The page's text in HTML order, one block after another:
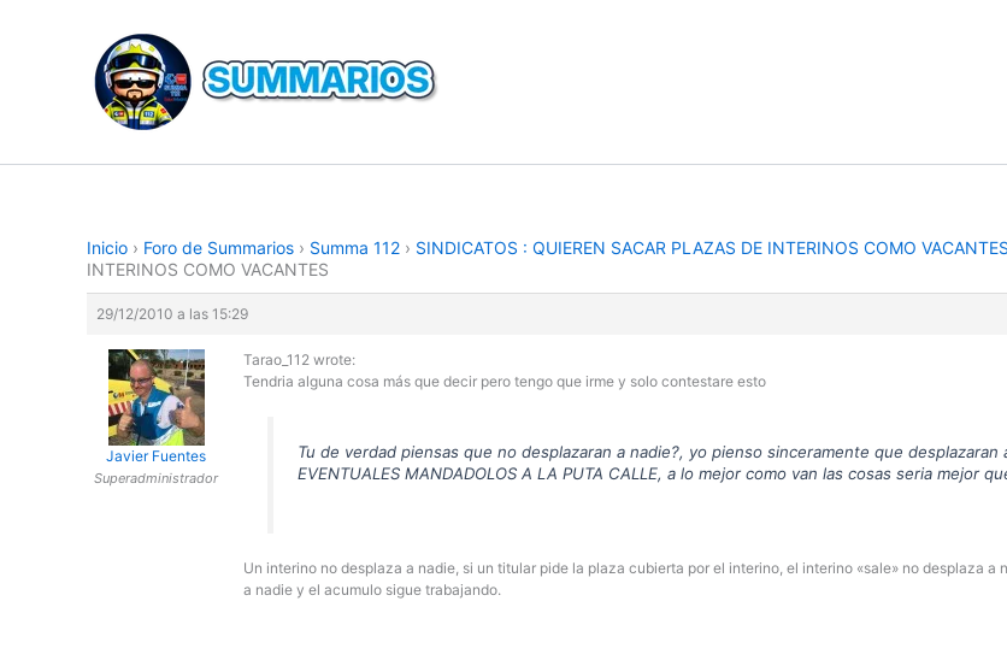
contenido
Inicio › Foro de Summarios › Summa 112 › SINDICATOS : QUIEREN SACAR PLAZAS DE INTERINOS COMO VACANTES
INTERINOS COMO VACANTES
29/12/2010 a las 15:29
Javier Fuentes
Superadministrador
Tarao_112 wrote:
Tendria alguna cosa más que decir pero tengo que irme y solo contestare esto
Tu de verdad piensas que no desplazaran a nadie?, yo pienso sinceramente que
EVENTUALES MANDADOLOS A LA PUTA CALLE, a lo mejor como van las cosas seria mejor
Un interino no desplaza a nadie, si un titular pide la plaza cubierta por el interino, el interino «sale» no desplaza
a nadie y el acumulo sigue trabajando.